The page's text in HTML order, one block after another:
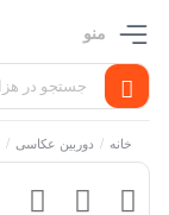
منو
خانه / دوربین عکاسی /